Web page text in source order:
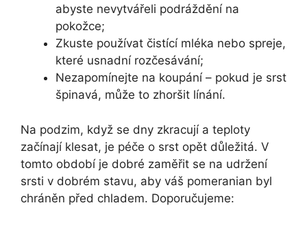
abyste nevytvářeli podráždění na
pokožce;
Zkuste používat čistící mléka nebo spreje,
které usnadní rozčesávání;
Nezapomínejte na koupání – pokud je srst
špinavá, může to zhoršit línání.
Na podzim, když se dny zkracují a teploty
začínají klesat, je péče o srst opět důležitá. V
tomto období je dobré zaměřit se na udržení
srsti v dobrém stavu, aby váš pomeranian byl
chráněn před chladem. Doporučujeme: